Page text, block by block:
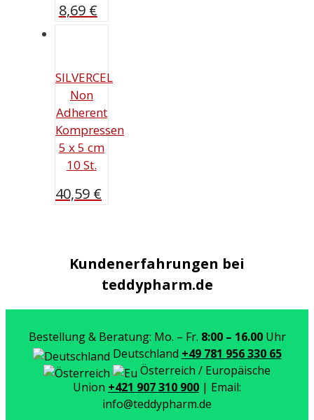
8,69 €
SILVERCEL
Non
Adherent
Kompressen
5 x 5 cm
10 St.
40,59 €
Kundenerfahrungen bei
teddypharm.de
Bestellung & Beratung: Mo. – Fr. 8:00 – 16.00Uhr
Deutschland +49 781 956 330 65
Österreich / Europäische
Union +421 907 310 900 | Email:
info@teddypharm.de